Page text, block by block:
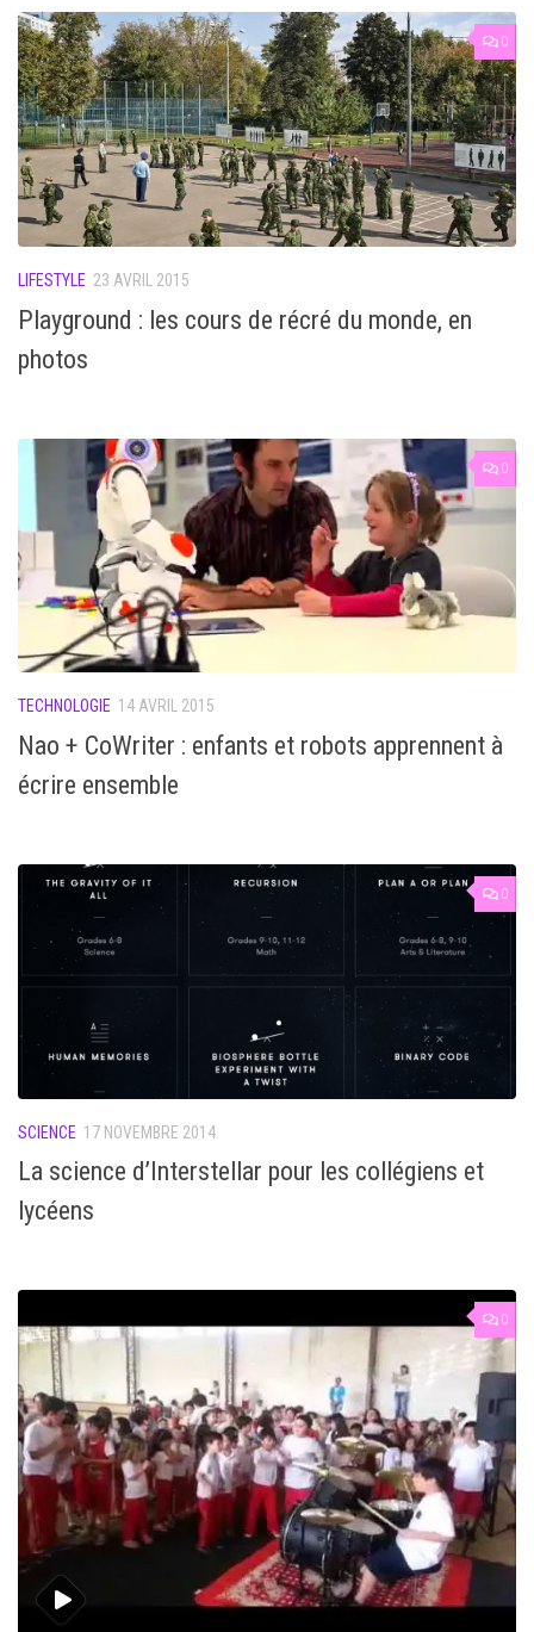
0
LIFESTYLE 23 AVRIL 2015
Playground : les cours de récré du monde, en
photos
0
TECHNOLOGIE 14 AVRIL 2015
Nao + CoWriter : enfants et robots apprennent à
écrire ensemble
0
SCIENCE 17 NOVEMBRE 2014
La science d’Interstellar pour les collégiens et
lycéens
0